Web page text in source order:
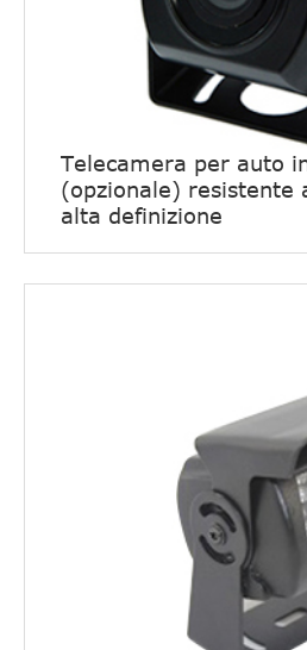
Telecamera per auto
(opzionale) resistente
alta definizione